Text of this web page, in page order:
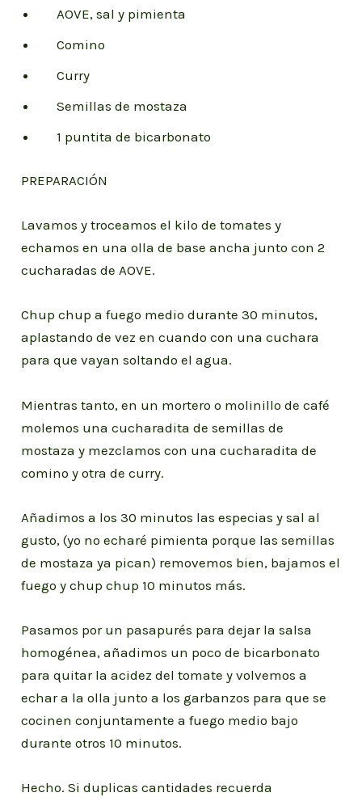
AOVE, sal y pimienta
Comino
Curry
Semillas de mostaza
1 puntita de bicarbonato
PREPARACIÓN
Lavamos y troceamos el kilo de tomates y
echamos en una olla de base ancha junto con 2
cucharadas de AOVE.
Chup chup a fuego medio durante 30 minutos,
aplastando de vez en cuando con una cuchara
para que vayan soltando el agua.
Mientras tanto, en un mortero o molinillo de café
molemos una cucharadita de semillas de
mostaza y mezclamos con una cucharadita de
comino y otra de curry.
Añadimos a los 30 minutos las especias y sal al
gusto, (yo no echaré pimienta porque las semillas
de mostaza ya pican) removemos bien, bajamos el
fuego y chup chup 10 minutos más.
Pasamos por un pasapurés para dejar la salsa
homogénea, añadimos un poco de bicarbonato
para quitar la acidez del tomate y volvemos a
echar a la olla junto a los garbanzos para que se
cocinen conjuntamente a fuego medio bajo
durante otros 10 minutos.
Hecho. Si duplicas cantidades recuerda